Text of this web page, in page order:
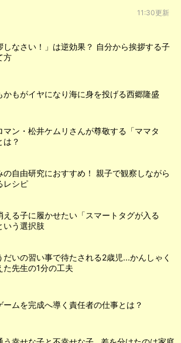
11:30更新
しなさい！」は逆効果？ 自分から挨拶する子
方
かもがイヤになり海に身を投げる西郷隆盛
マン・松井ケムリさんが尊敬する「ママタ
は？
の自由研究におすすめ！ 親子で観察しながら
レシピ
える子に履かせたい「スマートタグが入る
いう選択肢
だいの習い事で待たされる2歳児...かんしゃく
た先生の1分の工夫
ームを完成へ導く責任者の仕事とは？